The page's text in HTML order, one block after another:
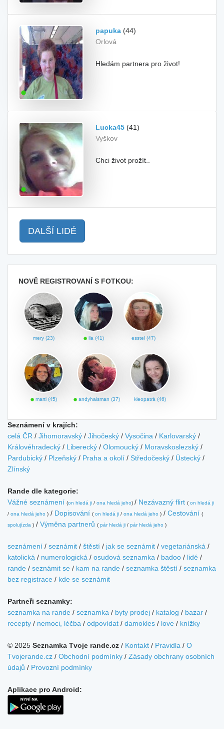
papuka (44)
Orlová
Hledám partnera pro život!
Lucka45 (41)
Vyškov
Chci život prožít..
DALŠÍ LIDÉ
NOVĚ REGISTROVANÍ S FOTKOU:
mery (23) ila (41) esstel (47)
marti (45) andyhaisman (37) kleopatrá (46)
Seznámení v krajích:
celá ČR / Jihomoravský / Jihočeský / Vysočina / Karlovarský /
Královéhradecký / Liberecký / Olomoucký / Moravskoslezský /
Pardubický / Plzeňský / Praha a okolí / Středočeský / Ústecký /
Zlínský
Rande dle kategorie:
Vážné seznámení (on hledá ji / ona hledá jeho) / Nezávazný flirt ( on hledá ji
/ ona hledá jeho ) / Dopisování ( on hledá ji / ona hledá jeho ) / Cestování (
spolujízda ) / Výměna partnerů ( pár hledá ji / pár hledá jeho )
seznámení / seznámit / štěstí / jak se seznámit / vegetariánská /
katolická / numerologická / osudová seznamka / badoo / lidé /
rande / seznámit se / kam na rande / seznamka štěstí / seznamka
bez registrace / kde se seznámit
Partneři seznamky:
seznamka na rande / seznamka / byty prodej / katalog / bazar /
recepty / nemoci, léčba / odpovídat / damokles / love / knížky
© 2025 Seznamka Tvoje rande.cz / Kontakt / Pravidla / O
Tvojerande.cz / Obchodní podmínky / Zásady obchrany osobních
údajů / Provozní podmínky
Aplikace pro Android: